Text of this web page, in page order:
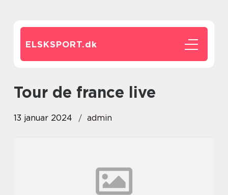
ELSKSPORT.dk
tour de france live
13 januar 2024 admin